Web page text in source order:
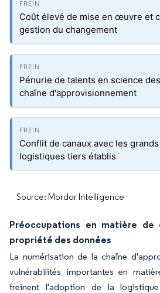
Coût élevé de mise en œuvre et
gestion du changement
Pénurie de talents en science
chaîne d'approvisionnement
Conflit de canaux avec les
logistiques tiers établis
Source: Mordor Intelligence
Préoccupations en matière
propriété des données
La numérisation de la chaîne
vulnérabilités importantes en
freinent l'adoption de la